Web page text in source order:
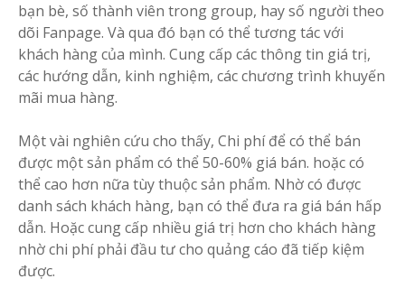
bạn bè, số thành viên trong group, hay số người theo
dõi Fanpage. Và qua đó bạn có thể tương tác với
khách hàng của mình. Cung cấp các thông tin giá trị,
các hướng dẫn, kinh nghiệm, các chương trình khuyến
mãi mua hàng.
Một vài nghiên cứu cho thấy, Chi phí để có thể bán
được một sản phẩm có thể 50-60% giá bán. hoặc có
thể cao hơn nữa tùy thuộc sản phẩm. Nhờ có được
danh sách khách hàng, bạn có thể đưa ra giá bán hấp
dẫn. Hoặc cung cấp nhiều giá trị hơn cho khách hàng
nhờ chi phí phải đầu tư cho quảng cáo đã tiếp kiệm
được.